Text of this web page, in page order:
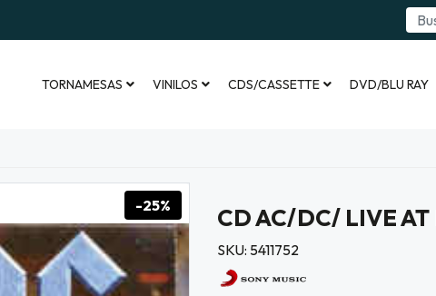
TORNAMESAS VINILOS CDS/CASSETTE DVD/BLU RAY
-25% CD AC/DC/ LIVE AT
SKU: 5411752